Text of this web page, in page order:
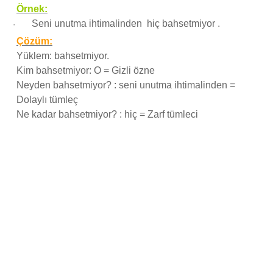
Örnek:
·
Seni unutma ihtimalinden hiç bahsetmiyor .
Çözüm:
Yüklem: bahsetmiyor.
Kim bahsetmiyor: O = Gizli özne
Neyden bahsetmiyor? : seni unutma ihtimalinden =
Dolaylı tümleç
Ne kadar bahsetmiyor? : hiç = Zarf tümleci